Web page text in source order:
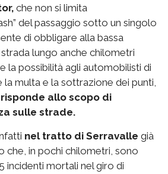
che non si limita
del passaggio sotto un singolo
di obbligare alla bassa
lungo anche chilometri
la possibilità agli automobilisti di
multa e la sottrazione dei punti,
allo scopo di
sulle strade.
nel tratto di Serravalle già
in pochi chilometri, sono
incidenti mortali nel giro di